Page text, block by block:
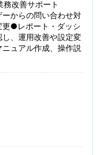
改善サポート
からの問い合わせ対
●レポート・ダッシ
、運用改善や設定変
ュアル作成、操作説